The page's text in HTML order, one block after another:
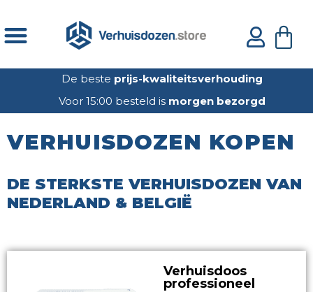
de
De beste prijs-kwaliteitsverhouding
Voor 15:00 besteld is morgen bezorgd
VERHUISDOZEN KOPEN
DE STERKSTE VERHUISDOZEN VAN
NEDERLAND & BELGIË
Verhuisdoos
professioneel